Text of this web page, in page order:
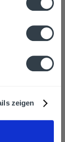
zeigen
12, 12435
Fettsäuren